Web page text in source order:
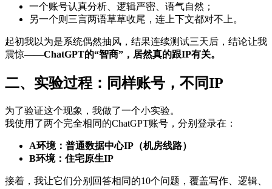
一个账号认真分析、逻辑严密、语气自然；
另一个则三言两语草草收尾，连上下文都对不上。
起初我以为是系统偶然抽风，结果连续测试三天后，结论让我
震惊——ChatGPT的“智商”，居然真的跟IP有关。
二、实验过程：同样账号，不同IP
为了验证这个现象，我做了一个小实验。
我使用了两个完全相同的ChatGPT账号，分别登录在：
A环境：普通数据中心IP（机房线路）
B环境：住宅原生IP
接着，我让它们分别回答相同的10个问题，覆盖写作、逻辑、